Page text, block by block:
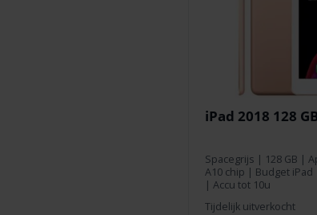
iPad 2018 128
Spacegrijs | 128 GB |
A10 chip | Budget
| Accu tot 10u
Tijdelijk uitverkocht